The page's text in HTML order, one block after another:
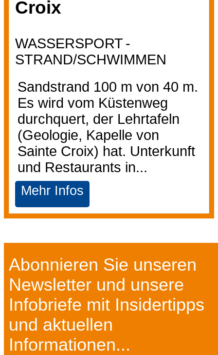
Croix
WASSERSPORT
STRAND/SCHWIMMEN
Sandstrand 100 m von 40 m.
Es wird vom Küstenweg
durchquert, der Lehrtafeln
(Geologie, Kapelle von
Sainte Croix) hat. Unterkunft
und Restaurants in...
Mehr Infos
Abonnieren Sie unseren
Newsletter und unsere
Infobriefe mit Insidertipps
und aktuellen
Informationen...